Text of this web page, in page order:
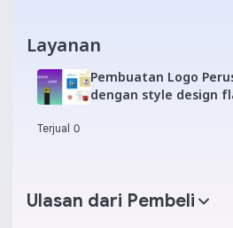
Layanan
Pembuatan Logo
dengan style design
Terjual 0
Ulasan dari Pembeli